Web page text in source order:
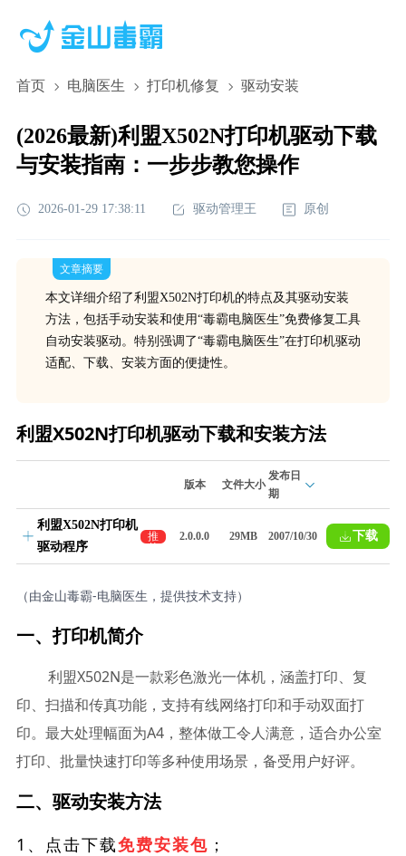
首页 电脑医生 打印机修复 驱动安装
(2026最新)利盟X502N打印机驱动下载
与安装指南：一步步教您操作
2026-01-29 17:38:11 驱动管理王 原创
文章摘要
本文详细介绍了利盟X502N打印机的特点及其驱动安装
方法，包括手动安装和使用“毒霸电脑医生”免费修复工具
自动安装驱动。特别强调了“毒霸电脑医生”在打印机驱动
适配、下载、安装方面的便捷性。
利盟X502N打印机驱动下载和安装方法
版本 文件大小
发布日
期
利盟X502N打印机
驱动程序
推
荐
2.0.0.0 29MB 2007/10/30 下载
（由金山毒霸-电脑医生，提供技术支持）
一、打印机简介
利盟X502N是一款彩色激光一体机，涵盖打印、复
印、扫描和传真功能，支持有线网络打印和手动双面打
印。最大处理幅面为A4，整体做工令人满意，适合办公室
打印、批量快速打印等多种使用场景，备受用户好评。
二、驱动安装方法
1、点击下载免费安装包 ；